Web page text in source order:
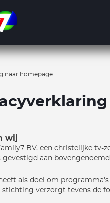
naar homepage
wij
BV, een christelijke tv-
gevestigd aan bovengenoemd
als doel om
stichting verzorgt tevens de